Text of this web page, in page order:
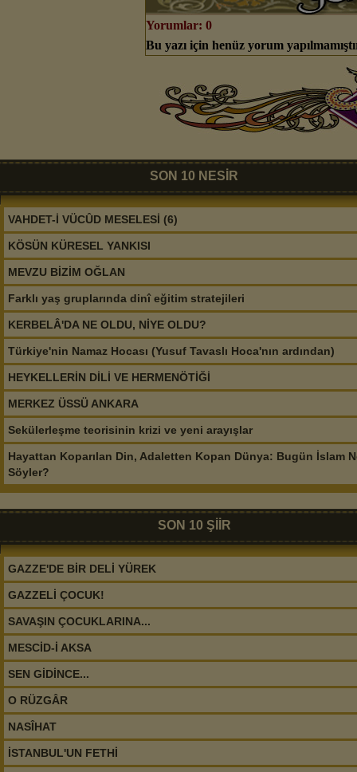
Yorumlar: 0
Bu yazı için henüz yorum
SON 10 NESİR
VAHDET-İ VÜCÛD MESELESİ (6)
KÖSÜN KÜRESEL YANKISI
MEVZU BİZİM OĞLAN
Farklı yaş gruplarında dinî eğitim stratejileri
KERBELÂ'DA NE OLDU, NİYE OLDU?
Türkiye'nin Namaz Hocası (Yusuf Tavaslı Hoca'nın ardından)
HEYKELLERİN DİLİ VE HERMENÖTİĞİ
MERKEZ ÜSSÜ ANKARA
Sekülerleşme teorisinin krizi ve yeni arayışlar
Hayattan Koparılan Din, Adaletten Kopan Dünya: Bugün İslam
Söyler?
SON 10 ŞİİR
GAZZE'DE BİR DELİ YÜREK
GAZZELİ ÇOCUK!
SAVAŞIN ÇOCUKLARINA...
MESCİD-İ AKSA
SEN GİDİNCE...
O RÜZGÂR
NASÎHAT
İSTANBUL'UN FETHİ